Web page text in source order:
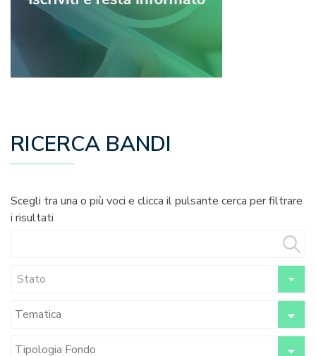
RICERCA BANDI
Scegli tra una o più voci e clicca il pulsante cerca per filtrare
i risultati
Stato